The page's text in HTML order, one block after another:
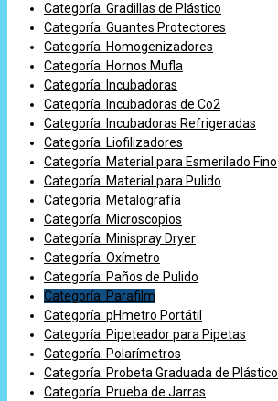
Categoría: Gradillas de Plástico
Categoría: Guantes Protectores
Categoría: Homogenizadores
Categoría: Hornos Mufla
Categoría: Incubadoras
Categoría: Incubadoras de Co2
Categoría: Incubadoras Refrigeradas
Categoría: Liofilizadores
Categoría: Material para Esmerilado Fino
Categoría: Material para Pulido
Categoría: Metalografía
Categoría: Microscopios
Categoría: Minispray Dryer
Categoría: Oxímetro
Categoría: Paños de Pulido
Categoría: Parafilm
Categoría: pHmetro Portátil
Categoría: Pipeteador para Pipetas
Categoría: Polarímetros
Categoría: Probeta Graduada de Plástico
Categoría: Prueba de Jarras